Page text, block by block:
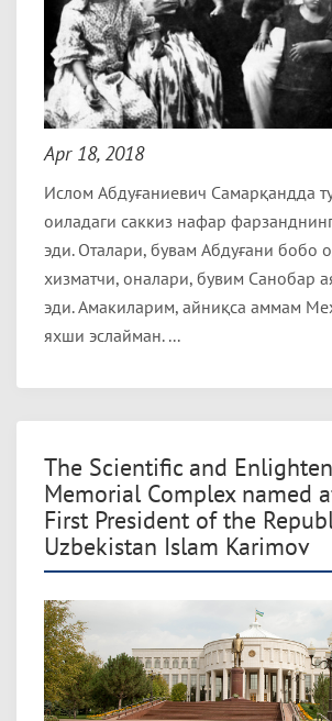
Apr 18, 2018
Ислом Абдуғаниевич Самарқандда
оиладаги саккиз нафар
эди. Оталари, бувам Абдуғани бобо
хизматчи, оналари, бувим Санобар
эди. Амакиларим, айниқса аммам
яхши эслайман. ...
The Scientific and
Memorial Complex named
First President of the
Uzbekistan Islam Karimov